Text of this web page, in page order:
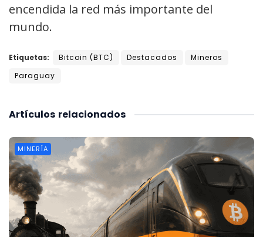
encendida la red más importante del
mundo.
Etiquetas: Bitcoin (BTC) Destacados
Mineros
Paraguay
relacionados
Artículos
MINERÍA